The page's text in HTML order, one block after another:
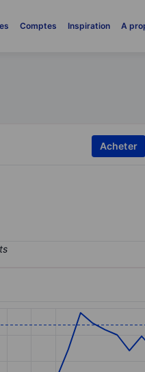
Comptes Inspiration A
Acheter